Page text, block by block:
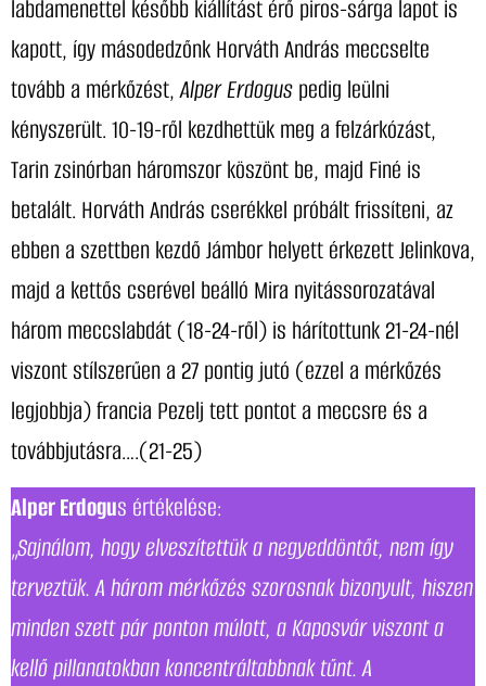
labdamenettel később kiállítást érő piros-sárga lapot is
kapott, így másodedzőnk Horváth András meccselte
tovább a mérkőzést,Alper Erdoguspedig leülni
kényszerült. 10-19-ről kezdhettük meg a felzárkózást,
Tarin zsinórban háromszor köszönt be, majd Finé is
betalált. Horváth András cserékkel próbált frissíteni, az
ebben a szettben kezdő Jámbor helyett érkezett Jelinkova,
majd a kettős cserével beálló Mira nyitássorozatával
három meccslabdát (18-24-ről) is hárítottunk 21-24-nél
viszont stílszerűen a 27 pontig jutó (ezzel a mérkőzés
legjobbja) francia Pezelj tett pontot a meccsre és a
továbbjutásra….(21-25)
Alper Erdogus értékelése:
„Sajnálom, hogy elveszítettük a negyeddöntőt, nem így
terveztük. A három mérkőzés szorosnak bizonyult, hiszen
minden szett pár ponton múlott, a Kaposvár viszont a
kellő pillanatokban koncentráltabbnak tűnt. A